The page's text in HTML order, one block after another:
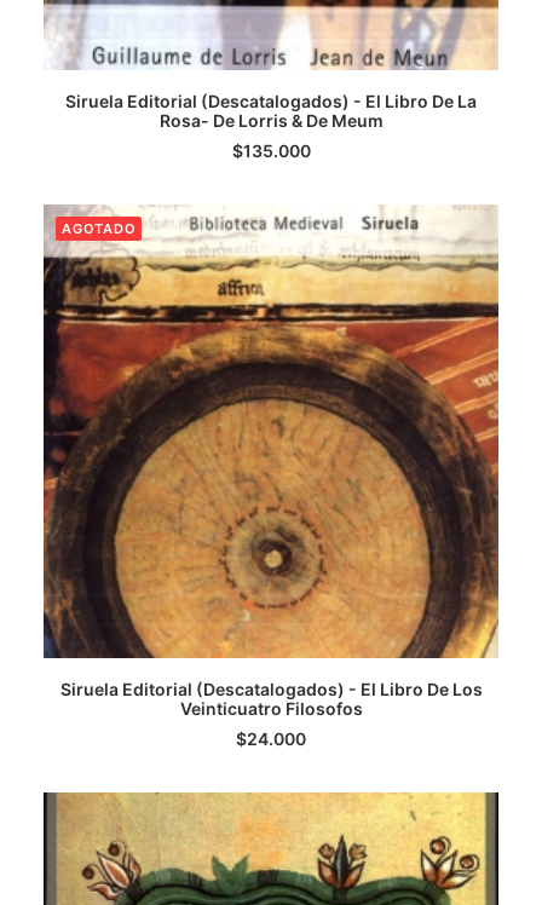
LEER MÁS
Siruela Editorial (Descatalogados) - El Libro De La
Rosa- De Lorris & De Meum
$135.000
AGOTADO
LEER MÁS
Siruela Editorial (Descatalogados) - El Libro De Los
Veinticuatro Filosofos
$24.000